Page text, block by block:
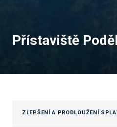
Přístaviště
ZLEPŠENÍ A PRODLOUŽENÍ